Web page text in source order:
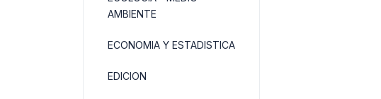
AMBIENTE
ECONOMIA Y ESTADISTICA
EDICION